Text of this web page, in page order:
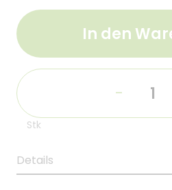
In den
-
Stk
Details